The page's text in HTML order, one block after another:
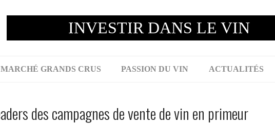
INVESTIR DANS LE VIN
MARCHÉ GRANDS CRUS PASSION DU VIN ACTUALITÉS
des campagnes de vente de vin en primeur